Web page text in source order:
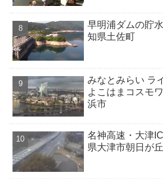
早明浦ダムの貯
知県土佐町
みなとみらい ラ
よこはまコスモ
浜市
名神高速・大津
県大津市朝日が丘